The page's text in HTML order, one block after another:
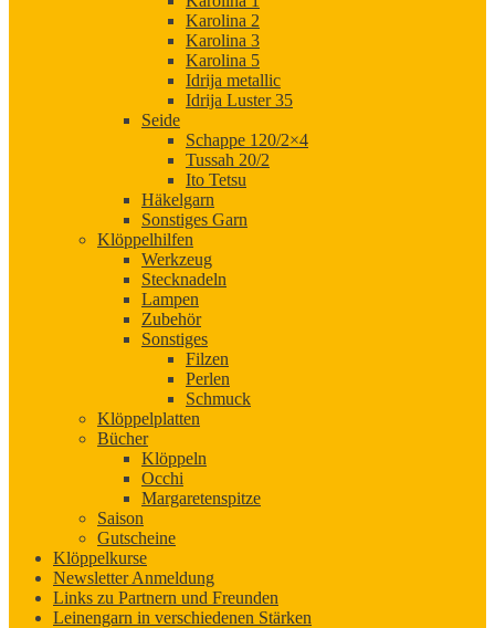
Karolina 2
Karolina 3
Karolina 5
Idrija metallic
Idrija Luster 35
Seide
Schappe 120/2×4
Tussah 20/2
Ito Tetsu
Häkelgarn
Sonstiges Garn
Klöppelhilfen
Werkzeug
Stecknadeln
Lampen
Zubehör
Sonstiges
Filzen
Perlen
Schmuck
Klöppelplatten
Bücher
Klöppeln
Occhi
Margaretenspitze
Saison
Gutscheine
Klöppelkurse
Newsletter Anmeldung
Links zu Partnern und Freunden
Leinengarn in verschiedenen Stärken